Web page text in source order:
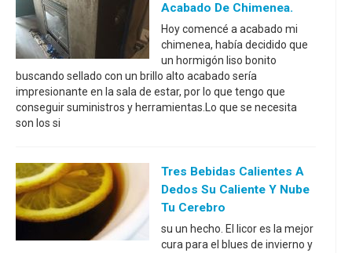
Acabado De Chimenea.
Hoy comencé a acabado mi
chimenea, había decidido que
un hormigón liso bonito
buscando sellado con un brillo alto acabado sería
impresionante en la sala de estar, por lo que tengo que
conseguir suministros y herramientas.Lo que se necesita
son los si
Tres Bebidas Calientes A
Dedos Su Caliente Y Nube
Tu Cerebro
su un hecho. El licor es la mejor
cura para el blues de invierno y